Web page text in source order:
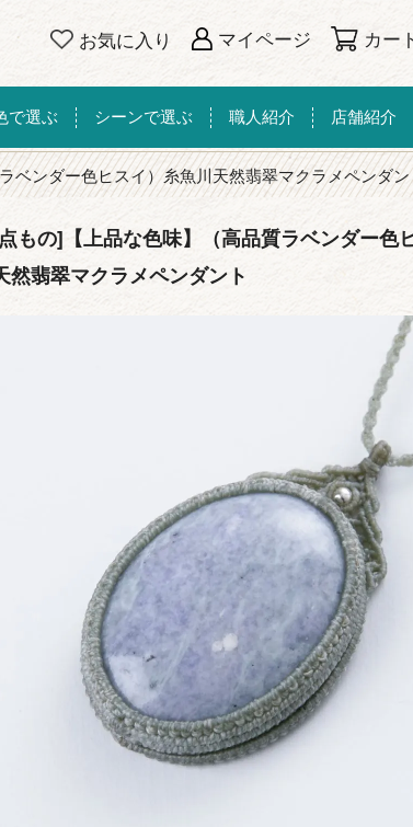
お気に入り マイページ カー
で選ぶ シーンで選ぶ 職人紹介 店舗紹介
ベンダー色ヒスイ）糸魚川天然翡翠マクラメペンダ
もの]【上品な色味】（高品質ラベンダー色
然翡翠マクラメペンダント